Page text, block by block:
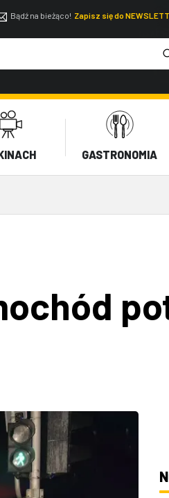
Bądź na bieżąco! Zapisz się do
GASTRONOMIA